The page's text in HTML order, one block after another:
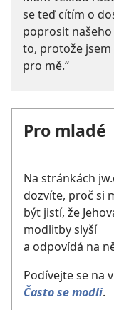
se teď cítím o
poprosit
to, protože jsem
pro mě.“
Pro mladé
Na stránkách
dozvíte, proč si
být jistí, že
modlitby slyší
a odpovídá na
Podívejte se na
Často se modli.